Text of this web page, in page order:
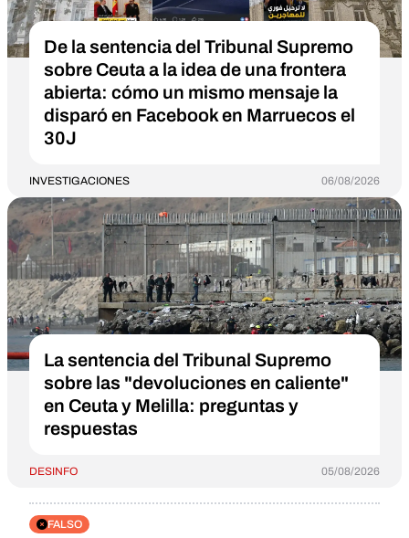
De la sentencia del Tribunal Supremo
sobre Ceuta a la idea de una frontera
abierta: cómo un mismo mensaje la
disparó en Facebook en Marruecos el
30J
INVESTIGACIONES 06/08/2026
La sentencia del Tribunal Supremo
sobre las "devoluciones en caliente"
en Ceuta y Melilla: preguntas y
respuestas
DESINFO 05/08/2026
FALSO